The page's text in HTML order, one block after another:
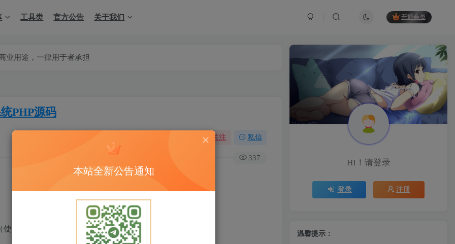
工具类 官方公告 关于我们 开通会员
律用于者承担
PHP源码
关注 私信
337
用宝塔）
HI！请登录
登录 注册
温馨提示：
本站全新公告通知